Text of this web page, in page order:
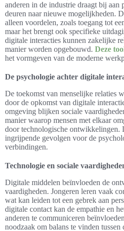
anderen in de industrie draagt bij aan
deuren naar nieuwe mogelijkheden.
alleen voordelen, zoals toegang tot
maar het brengt ook specifieke
digitale interacties kunnen zakelijke
manier worden opgebouwd. Deze
het vormgeven van de moderne
De psychologie achter digitale
De toekomst van menselijke relaties
door de opkomst van digitale
omgeving blijken sociale
manier waarop mensen met elkaar
door technologische ontwikkelingen.
ingrijpende gevolgen voor de
verbindingen.
Technologie en sociale
Digitale middelen beïnvloeden de
vaardigheden. Jongeren leren vaak
wat kan leiden tot een gebrek aan
digitale contact kan de empathie en
anderen te communiceren
noodzaak om balans te vinden